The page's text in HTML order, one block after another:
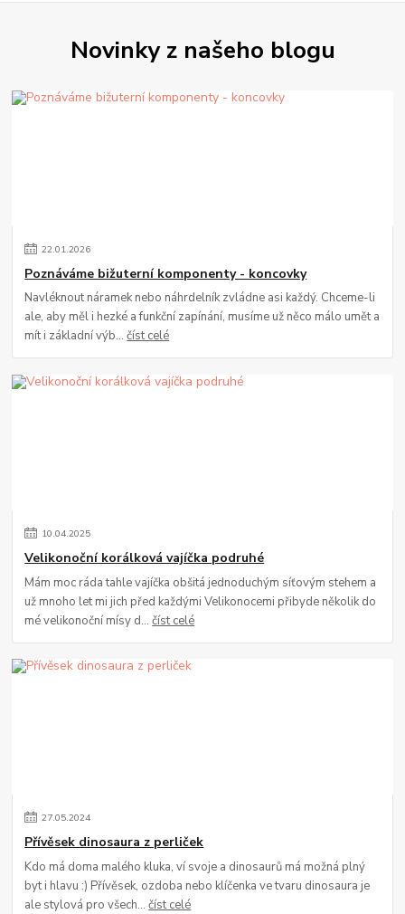
Novinky z našeho blogu
22.01.2026
Poznáváme bižuterní komponenty - koncovky
Navléknout náramek nebo náhrdelník zvládne asi každý. Chceme-li
ale, aby měl i hezké a funkční zapínání, musíme už něco málo umět a
mít i základní výb...číst celé
10.04.2025
Velikonoční korálková vajíčka podruhé
Mám moc ráda tahle vajíčka obšitá jednoduchým síťovým stehem a
už mnoho let mi jich před každými Velikonocemi přibyde několik do
mé velikonoční mísy d...číst celé
27.05.2024
Přívěsek dinosaura z perliček
Kdo má doma malého kluka, ví svoje a dinosaurů má možná plný
byt i hlavu :) Přívěsek, ozdoba nebo klíčenka ve tvaru dinosaura je
ale stylová pro všech...číst celé